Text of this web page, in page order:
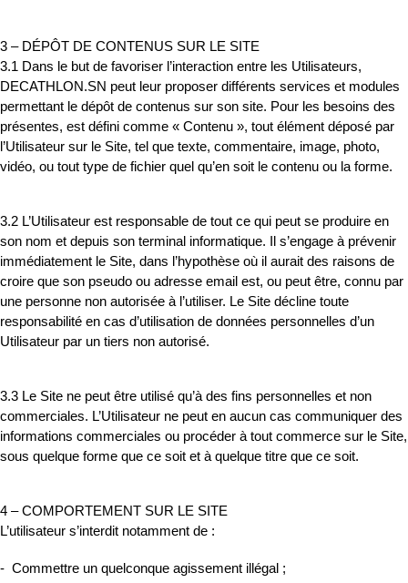
3 – DÉPÔT DE CONTENUS SUR LE SITE
3.1 Dans le but de favoriser l’interaction entre les Utilisateurs,
DECATHLON.SN peut leur proposer différents services et modules
permettant le dépôt de contenus sur son site. Pour les besoins des
présentes, est défini comme « Contenu », tout élément déposé par
l’Utilisateur sur le Site, tel que texte, commentaire, image, photo,
vidéo, ou tout type de fichier quel qu’en soit le contenu ou la forme.
3.2 L’Utilisateur est responsable de tout ce qui peut se produire en
son nom et depuis son terminal informatique. Il s’engage à prévenir
immédiatement le Site, dans l’hypothèse où il aurait des raisons de
croire que son pseudo ou adresse email est, ou peut être, connu par
une personne non autorisée à l’utiliser. Le Site décline toute
responsabilité en cas d’utilisation de données personnelles d’un
Utilisateur par un tiers non autorisé.
3.3 Le Site ne peut être utilisé qu’à des fins personnelles et non
commerciales. L’Utilisateur ne peut en aucun cas communiquer des
informations commerciales ou procéder à tout commerce sur le Site,
sous quelque forme que ce soit et à quelque titre que ce soit.
4 – COMPORTEMENT SUR LE SITE
L’utilisateur s’interdit notamment de :
- Commettre un quelconque agissement illégal ;